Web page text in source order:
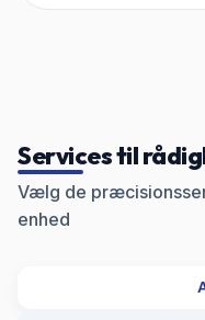
Services til
Vælg de
enhed